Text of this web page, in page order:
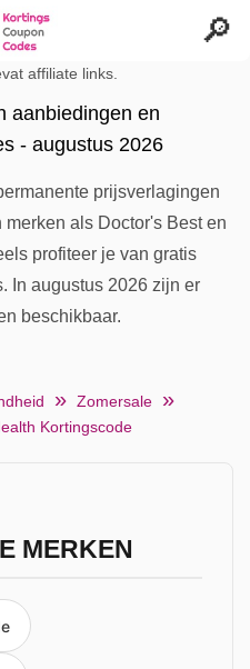
affiliate links.
aanbiedingen en
- augustus 2026
prijsverlagingen
als Doctor's Best en
profiteer je van gratis
In augustus 2026 zijn er
beschikbaar.
Zomersale
Kortingscode
MERKEN